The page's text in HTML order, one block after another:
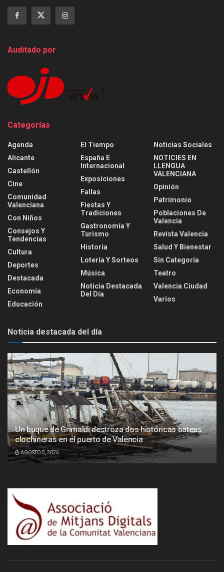
Auditado por
Categorías
Agenda
Alicante
Castellón
Cine
Comunidad
Valenciana
Con Niños
Consejos Y
Tendencias
Cultura
Deportes
Destacada
Economía
Educación
El Tiempo
España E
Internacional
Exposiciones
Fallas
Fiestas Y
Tradiciones
Gastronomía Y
Turismo
Historia
Lotería Y Sorteos
Música
Noticia Destacada
Del Día
Noticias Sociales
NOTICIES EN
LLENGUA
VALENCIANA
Opinión
Patrimonio
Poblaciones De
Valencia
Revista Valencia
Salud Y Bienestar
Sin Categoría
Teatro
Valencia Ciudad
Varios
Noticia destacada del día
Un buque de Grimaldi destroza dos históricas bateas
clochineras en el puerto de Valencia
AGOSTO 5, 2026